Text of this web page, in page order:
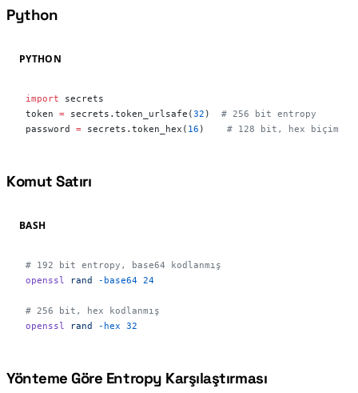
#
Python
PYTHON
import secrets
token = secrets.token_urlsafe(32 ) # 256 bit entropy
password = secrets.token_hex( 16 ) # 128 bit, hex biçim
#
Komut Satırı
BASH
# 192 bit entropy, base64 kodlanmış
openssl rand -base64 24
# 256 bit, hex kodlanmış
openssl rand -hex 32
#
Yönteme Göre Entropy Karşılaştırması